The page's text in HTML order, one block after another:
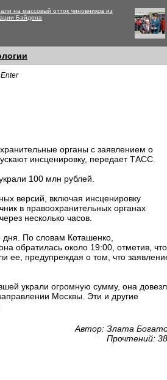
на массовый отток чиновников из
Байдена
органы с заявлением о
инсценировку, передает ТАСС.
100 млн рублей.
версий, включая инсценировку
в правоохранительных органах
несколько часов.
По словам Коташенко,
обратилась около 19:00, отметив, что
ее, предупреждая о том, что
украли огромную сумму, она
Москвы. Эти и другие
Автор: Злата
Прочтений: